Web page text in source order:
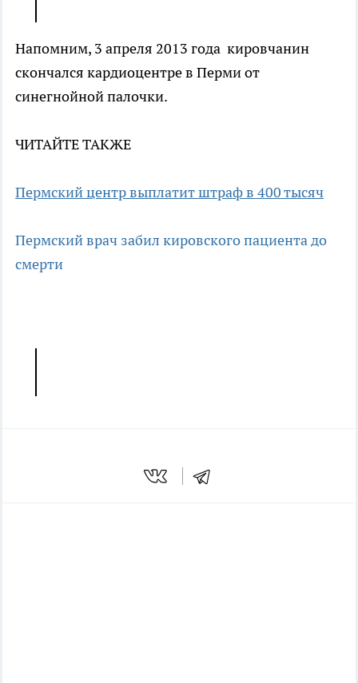
Напомним, 3 апреля 2013 года кировчанин
скончался кардиоцентре в Перми от
синегнойной палочки.
ЧИТАЙТЕ ТАКЖЕ
Пермский центр выплатит штраф в 400 тысяч
Пермский врач забил кировского пациента до
смерти